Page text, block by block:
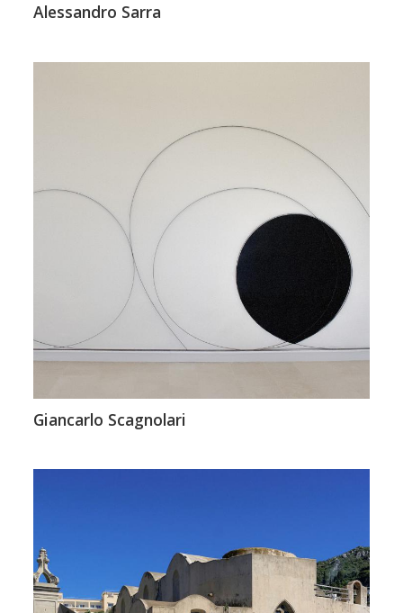
Alessandro Sarra
Giancarlo Scagnolari